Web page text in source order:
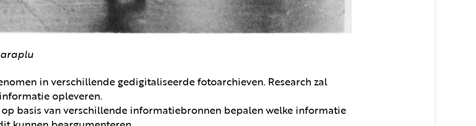
in verschillende gedigitaliseerde fotoarchieven. Research zal
opleveren.
basis van verschillende informatiebronnen bepalen welke informatie